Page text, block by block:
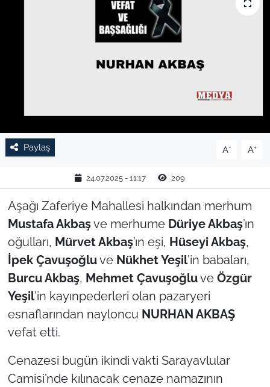
Paylaş A- A+
24.07.2025 - 11:17 209
Aşağı Zaferiye Mahallesi halkından merhum
Mustafa Akbaşve merhume Düriye Akbaş’ın
oğulları, Mürvet Akbaş’ın eşi, Hüseyi Akbaş,
İpek Çavuşoğluve Nükhet Yeşil’in babaları,
Burcu Akbaş, Mehmet Çavuşoğluve Özgür
Yeşil’in kayınpederleri olan pazaryeri
esnaflarından nayloncu NURHAN AKBAŞ
vefat etti.
Cenazesi bugün ikindi vakti Sarayavlular
Camisi’nde kılınacak cenaze namazının
TARIM VE HAYVANCILIK
KÜLTÜR SANAT
RESMİ İLAN
SPOR
YAŞAM
EDİRNE
TEKİRDAĞ
KIRKLARELİ
ÇANAKKALE